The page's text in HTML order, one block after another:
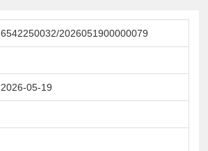
6542250032/2026051900000079
2026-05-19